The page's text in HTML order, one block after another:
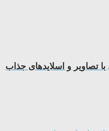
تصاویر و اسلایدهای جذاب